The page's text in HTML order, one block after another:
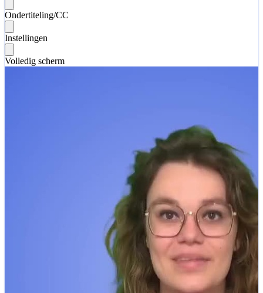
Ondertiteling/CC
Instellingen
Volledig scherm